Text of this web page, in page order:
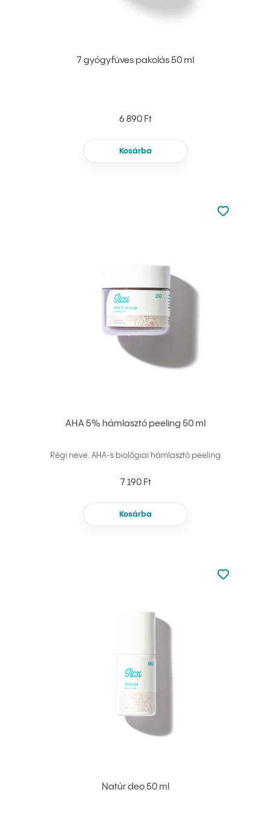
7 gyógyfüves pakolás 50 ml
6 890 Ft
Kosárba
AHA 5% hámlasztó peeling 50 ml
Régi neve: AHA-s biológiai hámlasztó peeling
7 190 Ft
Kosárba
Nincsen
Hozzáadás
Natúr deo 50 ml
Nincsen
Hozzáadás